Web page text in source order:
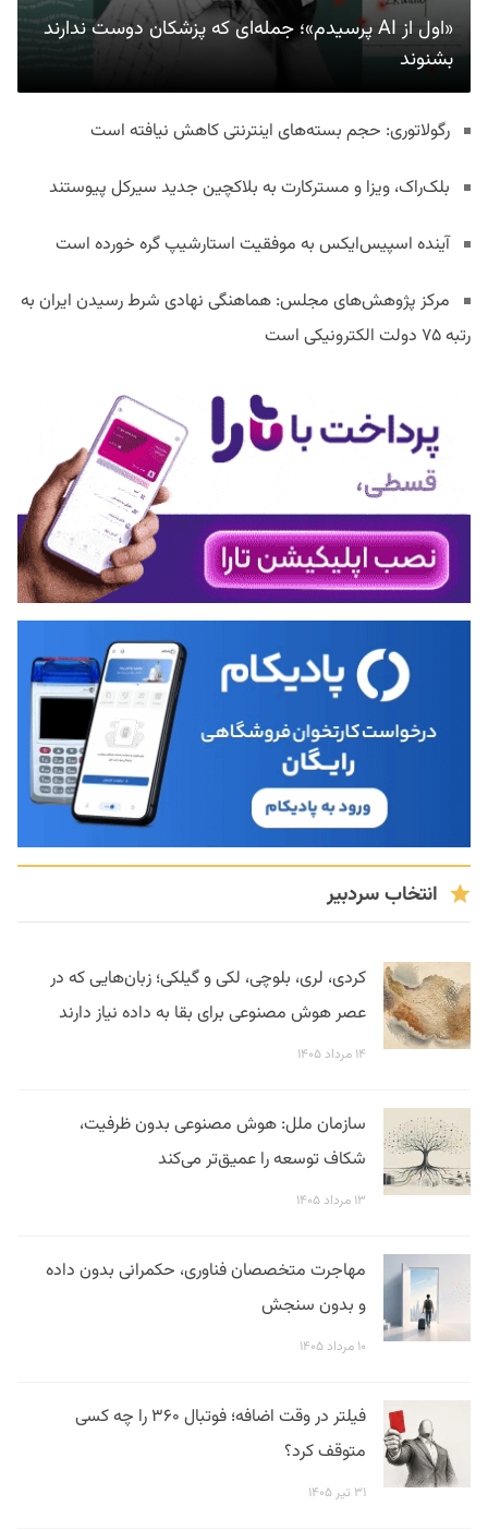
«اول از AI پرسیدم»؛ جمله‌ای که پزشکان دوست ندارند
بشنوند
رگولاتوری: حجم بسته‌های اینترنتی کاهش نیافته است
بلک‌راک، ویزا و مسترکارت به بلاکچین جدید سیرکل پیوستند
آینده اسپیس‌ایکس به موفقیت استارشیپ گره خورده است
مرکز پژوهش‌های مجلس: هماهنگی نهادی شرط رسیدن ایران به
رتبه ۷۵ دولت الکترونیکی است
انتخاب سردبیر
کردی، لری، بلوچی، لکی و گیلکی؛ زبان‌هایی که در
عصر هوش مصنوعی برای بقا به داده نیاز دارند
۱۴ مرداد ۱۴۰۵
سازمان ملل: هوش مصنوعی بدون ظرفیت،
شکاف توسعه را عمیق‌تر می‌کند
۱۳ مرداد ۱۴۰۵
مهاجرت متخصصان فناوری، حکمرانی بدون داده
و بدون سنجش
۱۰ مرداد ۱۴۰۵
فیلتر در وقت اضافه؛ فوتبال ۳۶۰ را چه کسی
متوقف کرد؟
۳۱ تیر ۱۴۰۵